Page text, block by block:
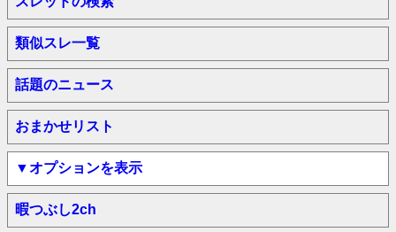
類似スレ一覧
話題のニュース
おまかせリスト
▼オプションを表示
暇つぶし2ch